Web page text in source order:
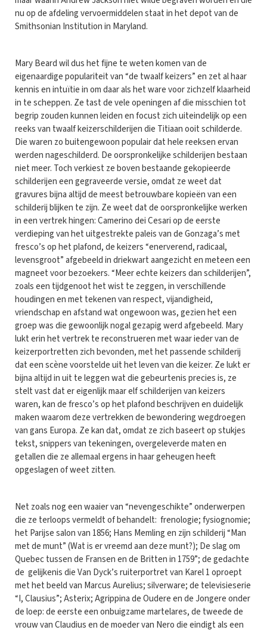
nu op de afdeling vervoermiddelen staat in het depot van de
Smithsonian Institution in Maryland.
Mary Beard wil dus het fijne te weten komen van de
eigenaardige populariteit van “de twaalf keizers” en zet al haar
kennis en intuïtie in om daar als het ware voor zichzelf klaarheid
in te scheppen. Ze tast de vele openingen af die misschien tot
begrip zouden kunnen leiden en focust zich uiteindelijk op een
reeks van twaalf keizerschilderijen die Titiaan ooit schilderde.
Die waren zo buitengewoon populair dat hele reeksen ervan
werden nageschilderd. De oorspronkelijke schilderijen bestaan
niet meer. Toch verkiest ze boven bestaande gekopieerde
schilderijen een gegraveerde versie, omdat ze weet dat
gravures bijna altijd de meest betrouwbare kopieën van een
schilderij blijken te zijn. Ze weet dat de oorspronkelijke werken
in een vertrek hingen: Camerino dei Cesari op de eerste
verdieping van het uitgestrekte paleis van de Gonzaga’s met
fresco’s op het plafond, de keizers “enerverend, radicaal,
levensgroot” afgebeeld in driekwart aangezicht en meteen een
magneet voor bezoekers. “Meer echte keizers dan schilderijen”,
zoals een tijdgenoot het wist te zeggen, in verschillende
houdingen en met tekenen van respect, vijandigheid,
vriendschap en afstand wat ongewoon was, gezien het een
groep was die gewoonlijk nogal gezapig werd afgebeeld. Mary
lukt erin het vertrek te reconstrueren met waar ieder van de
keizerportretten zich bevonden, met het passende schilderij
dat een scène voorstelde uit het leven van die keizer. Ze lukt er
bijna altijd in uit te leggen wat die gebeurtenis precies is, ze
stelt vast dat er eigenlijk maar elf schilderijen van keizers
waren, kan de fresco’s op het plafond beschrijven en duidelijk
maken waarom deze vertrekken de bewondering wegdroegen
van gans Europa. Ze kan dat, omdat ze zich baseert op stukjes
tekst, snippers van tekeningen, overgeleverde maten en
getallen die ze allemaal ergens in haar geheugen heeft
opgeslagen of weet zitten.
Net zoals nog een waaier van “nevengeschikte” onderwerpen
die ze terloops vermeldt of behandelt: frenologie; fysiognomie;
het Parijse salon van 1856; Hans Memling en zijn schilderij “Man
met de munt” (Wat is er vreemd aan deze munt?); De slag om
Quebec tussen de Fransen en de Britten in 1759”; de gedachte
de gelijkenis die Van Dyck’s ruiterportret van Karel 1 oproept
met het beeld van Marcus Aurelius; silverware; de televisieserie
“I, Clausius”; Asterix; Agrippina de Oudere en de Jongere onder
de loep: de eerste een onbuigzame martelares, de tweede de
vrouw van Claudius en de moeder van Nero die eindigt als een